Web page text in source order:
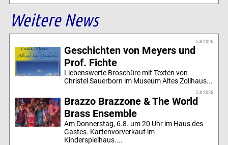
Weitere News
5.8.2026
Geschichten von Meyers und
Prof. Fichte
Liebenswerte Broschüre mit Texten von
Christel Sauerborn im Museum Altes Zollhaus...
5.8.2026
Brazzo Brazzone & The World
Brass Ensemble
Am Donnerstag, 6.8. um 20 Uhr im Haus des
Gastes. Kartenvorverkauf im
Kinderspielhaus....